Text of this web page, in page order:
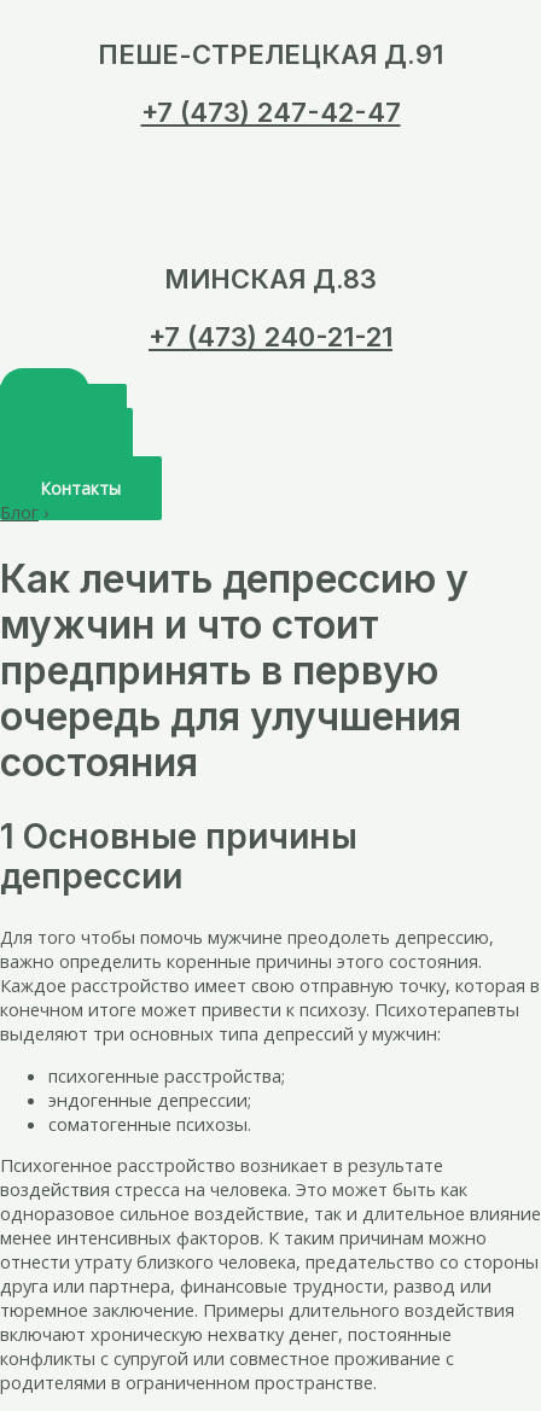
ПЕШЕ-СТРЕЛЕЦКАЯ Д.91
+7 (473) 247-42-47
МИНСКАЯ Д.83
+7 (473) 240-21-21
Контакты
Блог ›
Как лечить депрессию у
мужчин и что стоит
предпринять в первую
очередь для улучшения
состояния
1 Основные причины
депрессии
Для того чтобы помочь мужчине преодолеть депрессию,
важно определить коренные причины этого состояния.
Каждое расстройство имеет свою отправную точку, которая в
конечном итоге может привести к психозу. Психотерапевты
выделяют три основных типа депрессий у мужчин:
психогенные расстройства;
эндогенные депрессии;
соматогенные психозы.
Психогенное расстройство возникает в результате
воздействия стресса на человека. Это может быть как
одноразовое сильное воздействие, так и длительное влияние
менее интенсивных факторов. К таким причинам можно
отнести утрату близкого человека, предательство со стороны
друга или партнера, финансовые трудности, развод или
тюремное заключение. Примеры длительного воздействия
включают хроническую нехватку денег, постоянные
конфликты с супругой или совместное проживание с
родителями в ограниченном пространстве.